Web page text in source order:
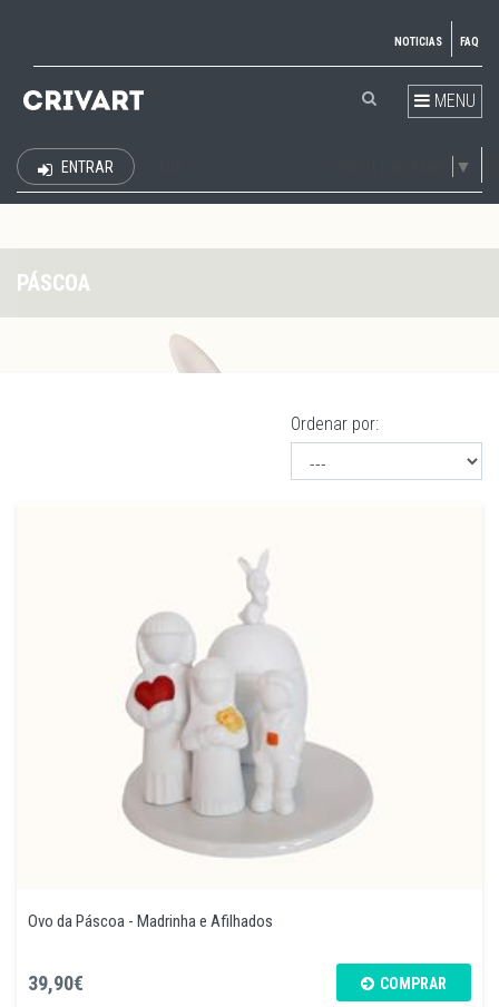
NOTICIAS FAQ
MENU
▼
ENTRAR
PÁSCOA
Ordenar por:
Ovo da Páscoa - Madrinha e Afilhados
39,90€ COMPRAR